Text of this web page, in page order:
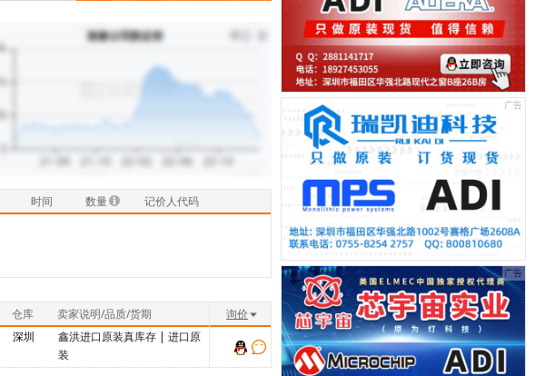
时间 数量 记价人代码
仓库 卖家说明/品质/货期
询价
深圳 鑫洪进口原装真库存 | 进口原
装